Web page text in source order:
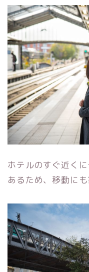
ホテルのすぐ近くに
あるため、移動に